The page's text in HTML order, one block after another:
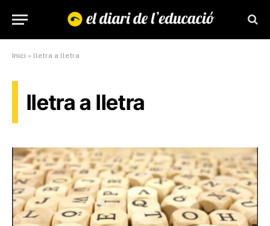
Inici » lletra a lletra
lletra a lletra